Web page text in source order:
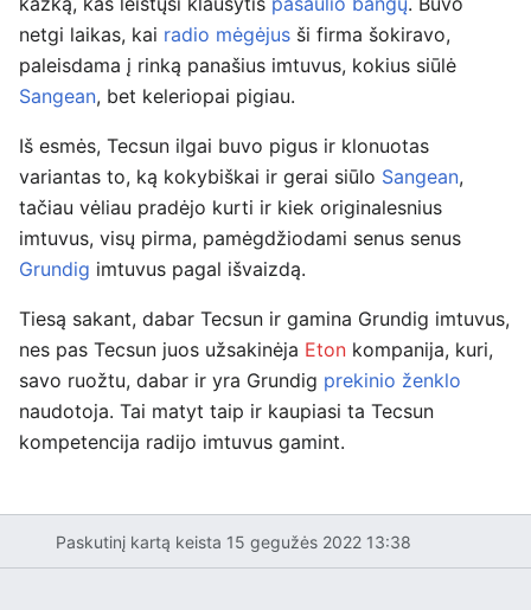
netgi laikas, kai radio mėgėjus ši firma šokiravo,
paleisdama į rinką panašius imtuvus, kokius siūlė
Sangean, bet keleriopai pigiau.
Iš esmės, Tecsun ilgai buvo pigus ir klonuotas
variantas to, ką kokybiškai ir gerai siūlo Sangean,
tačiau vėliau pradėjo kurti ir kiek originalesnius
imtuvus, visų pirma, pamėgdžiodami senus senus
Grundig imtuvus pagal išvaizdą.
Tiesą sakant, dabar Tecsun ir gamina Grundig imtuvus,
nes pas Tecsun juos užsakinėja Eton kompanija, kuri,
savo ruožtu, dabar ir yra Grundig prekinio ženklo
naudotoja. Tai matyt taip ir kaupiasi ta Tecsun
kompetencija radijo imtuvus gamint.
Paskutinį kartą keista 15 gegužės 2022 13:38